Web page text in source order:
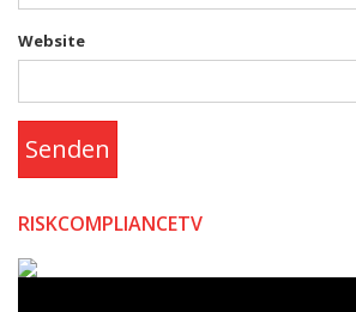
Website
Senden
RISKCOMPLIANCETV